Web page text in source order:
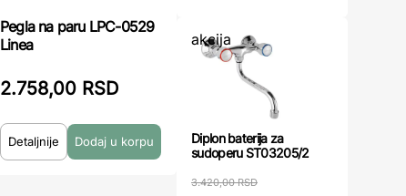
Pegla na paru LPC-0529
Linea
2.758,00 RSD
Detaljnije
akcija
Diplon baterija za
sudoperu ST03205/2
3.420,00 RSD